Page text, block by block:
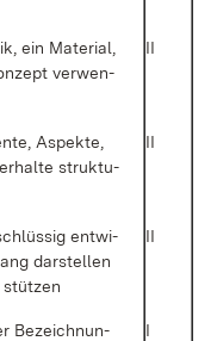
ein Ma­te­ri­al,
ver­wen­
II
As­pek­te,
struk­tu­
II
ent­wi­
dar­stel­len
II
Be­zeich­nun­
I